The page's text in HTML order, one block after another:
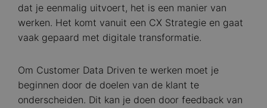
dat je eenmalig uitvoert, het is een manier van
werken. Het komt vanuit een CX Strategie en gaat
vaak gepaard met digitale transformatie.
Om Customer Data Driven te werken moet je
beginnen door de doelen van de klant te
onderscheiden. Dit kan je doen door feedback van